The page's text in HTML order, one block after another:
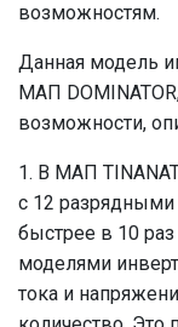
возможностям.
Данная модель
МАП
возможности,
1. В МАП
с 12
быстрее в 10
моделями
тока и